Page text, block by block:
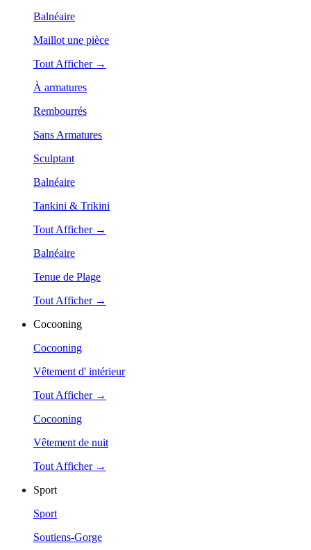
Balnéaire
Maillot une pièce
Tout Afficher →
À armatures
Rembourrés
Sans Armatures
Sculptant
Balnéaire
Tankini & Trikini
Tout Afficher →
Balnéaire
Tenue de Plage
Tout Afficher →
Cocooning
Cocooning
Vêtement d' intérieur
Tout Afficher →
Cocooning
Vêtement de nuit
Tout Afficher →
Sport
Sport
Soutiens-Gorge